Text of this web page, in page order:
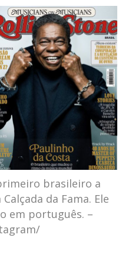
brasileiro a
da Fama. Ele
em português. –